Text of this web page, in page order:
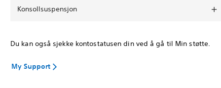
Konsollsuspensjon
Du kan også sjekke kontostatusen din ved å gå til Min støtte.
My Support